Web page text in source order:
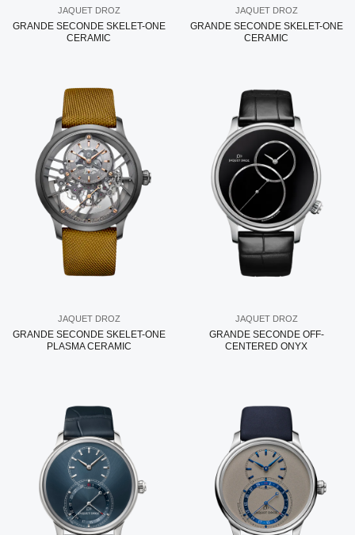
JAQUET DROZ
GRANDE SECONDE SKELET-ONE
CERAMIC
JAQUET DROZ
GRANDE SECONDE SKELET-ONE
CERAMIC
JAQUET DROZ
GRANDE SECONDE SKELET-ONE
PLASMA CERAMIC
JAQUET DROZ
GRANDE SECONDE OFF-
CENTERED ONYX